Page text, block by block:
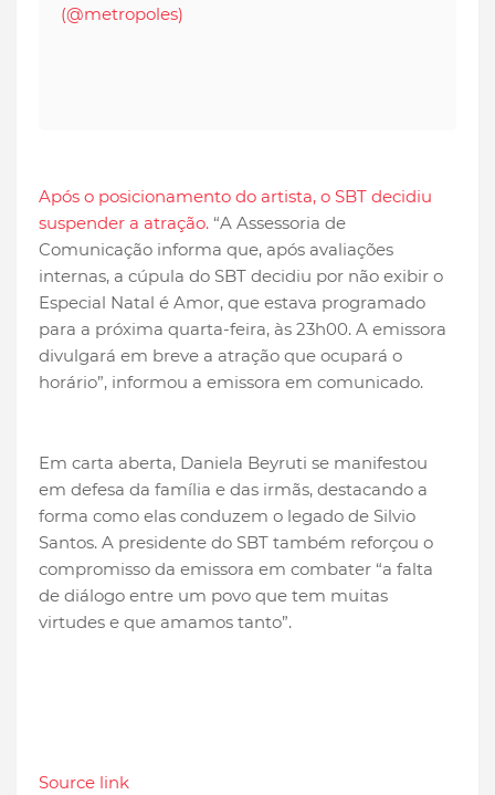
(@metropoles)
Após o posicionamento do artista, o SBT decidiu
suspender a atração. “A Assessoria de
Comunicação informa que, após avaliações
internas, a cúpula do SBT decidiu por não exibir o
Especial Natal é Amor, que estava programado
para a próxima quarta-feira, às 23h00. A emissora
divulgará em breve a atração que ocupará o
horário”, informou a emissora em comunicado.
Em carta aberta, Daniela Beyruti se manifestou
em defesa da família e das irmãs, destacando a
forma como elas conduzem o legado de Silvio
Santos. A presidente do SBT também reforçou o
compromisso da emissora em combater “a falta
de diálogo entre um povo que tem muitas
virtudes e que amamos tanto”.
Source link